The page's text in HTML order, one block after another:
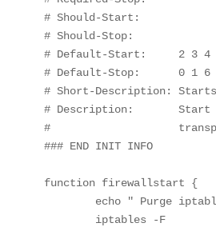
# Should-Start:
# Should-Stop:
# Default-Start:     2 3 4
# Default-Stop:      0 1 6
# Short-Description:
# Description:       Start
#
### END INIT INFO
function firewallstart {
echo " Purge
        iptables -F